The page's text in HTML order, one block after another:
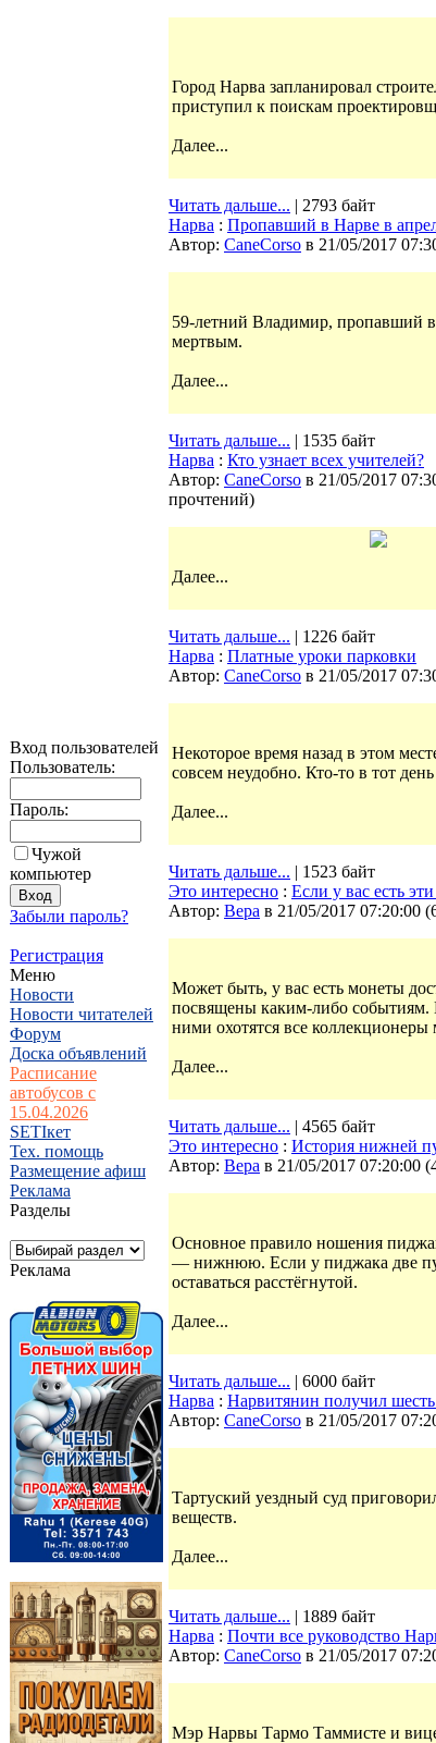
Вход пользователей
Пользователь:
Пароль:
Чужой
компьютер
Забыли пароль?
Регистрация
Меню
Новости
Новости читателей
Форум
Доска объявлений
Расписание
автобусов с
15.04.2026
SETIкет
Тех. помощь
Размещение афиш
Реклама
Разделы
Реклама
Город Нарва запланировал
приступил к поискам
Далее...
Читать дальше... | 2793 байт
Нарва : Пропавший в Нарве в
Автор: CaneCorso в 21/05/2017
59-летний Владимир, пропавший
мертвым.
Далее...
Читать дальше... | 1535 байт
Нарва : Кто узнает всех учителей?
Автор: CaneCorso в 21/05/2017
прочтений)
Далее...
Читать дальше... | 1226 байт
Нарва : Платные уроки парковки
Автор: CaneCorso в 21/05/2017
Некоторое время назад в этом
совсем неудобно. Кто-то в тот
Далее...
Читать дальше... | 1523 байт
Это интересно : Если у вас есть
Автор: Bepa в 21/05/2017 07:20:00 (
Может быть, у вас есть монеты
посвящены каким-либо событиям.
ними охотятся все
Далее...
Читать дальше... | 4565 байт
Это интересно : История нижней
Автор: Bepa в 21/05/2017 07:20:00 (
Основное правило ношения
— нижнюю. Если у пиджака две
оставаться расстёгнутой.
Далее...
Читать дальше... | 6000 байт
Нарва : Нарвитянин получил
Автор: CaneCorso в 21/05/2017
Тартуский уездный суд
веществ.
Далее...
Читать дальше... | 1889 байт
Нарва : Почти все руководство
Автор: CaneCorso в 21/05/2017
Мэр Нарвы Тармо Таммисте и